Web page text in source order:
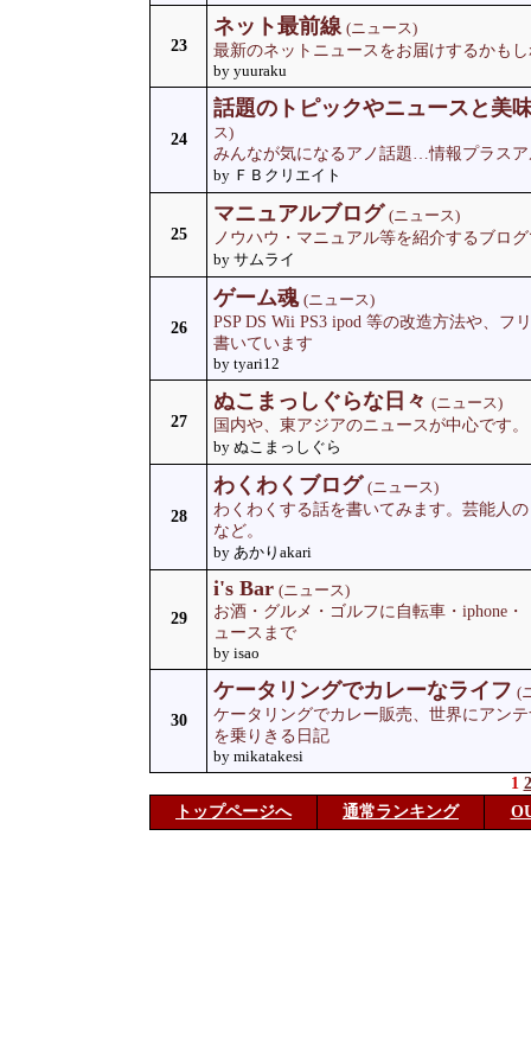
23
ネット最前線 (ニュース)
最新のネットニュースをお届けするかも
by yuuraku
24
話題のトピックやニュースと美
ス)
みんなが気になるアノ話題…情報プラス
by ＦＢクリエイト
25
マニュアルブログ (ニュース)
ノウハウ・マニュアル等を紹介するブロ
by サムライ
26
ゲーム魂 (ニュース)
PSP DS Wii PS3 ipod 等の改造方法や、フ
書いています
by tyari12
27
ぬこまっしぐらな日々 (ニュース)
国内や、東アジアのニュースが中心です。
by ぬこまっしぐら
28
わくわくブログ (ニュース)
わくわくする話を書いてみます。芸能人
など。
by あかりakari
29
i's Bar (ニュース)
お酒・グルメ・ゴルフに自転車・iphone
ュースまで
by isao
30
ケータリングでカレーなライフ (
ケータリングでカレー販売、世界にアン
を乗りきる日記
by mikatakesi
1 2
トップページへ
通常ランキング